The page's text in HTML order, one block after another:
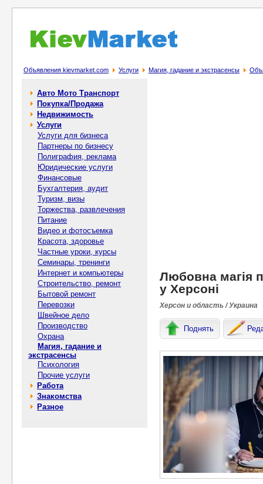
Объявления kievmarket.com Услуги Магия, гадание и экстрасенсы
Авто Мото Транспорт
Покупка/Продажа
Недвижимость
Услуги
Услуги для бизнеса
Партнеры по бизнесу
Полиграфия, реклама
Юридические услуги
Финансовые
Бухгалтерия, аудит
Туризм, визы
Торжества, развлечения
Питание
Видео и фотосъемка
Красота, здоровье
Частные уроки, курсы
Семинары, тренинги
Интернет и компьютеры
Строительство, ремонт
Бытовой ремонт
Перевозки
Швейное дело
Производство
Охрана
Магия, гадание и
экстрасенсы
Психология
Прочие услуги
Работа
Знакомства
Разное
Любовна магія
у Херсоні
Херсон и область / Украина
Поднять